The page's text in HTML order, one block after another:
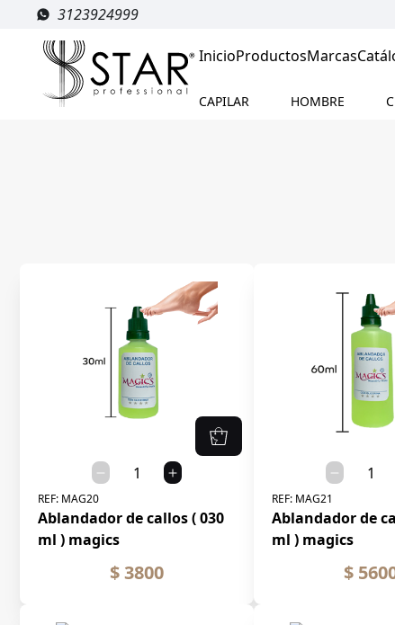
3123924999
InicioProductosMarcas
CAPILAR HOMBRE
REF: MAG20
Ablandador de callos ( 030
ml ) magics
$ 3800
REF: MAG21
Ablandador de
ml ) magics
$